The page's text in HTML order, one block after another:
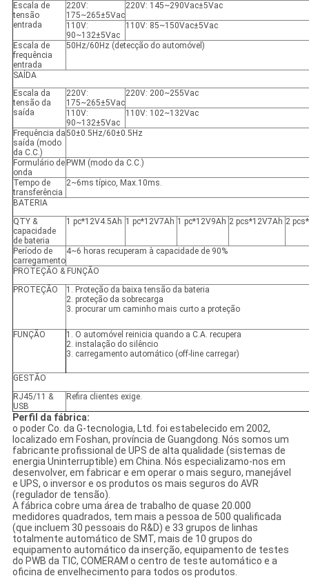
Escala de
tensão
entrada
220V:
175~265±5Vac
220V: 145~290Vac±5Vac
110V:
90~132±5Vac
110V: 85~150Vac±5Vac
Escala de
frequência
entrada
50Hz/60Hz (detecção do automóvel)
SAÍDA
Escala da
tensão da
saída
220V:
175~265±5Vac
220V: 200~255Vac
110V:
90~132±5Vac
110V: 102~132Vac
Frequência da
saída (modo
da C.C.)
50±0.5Hz/60±0.5Hz
Formulário de
onda
PWM (modo da C.C.)
Tempo de
transferência
2~6ms típico, Max.10ms.
BATERIA
QTY &
capacidade
de bateria
1 pc*12V4.5Ah 1 pc*12V7Ah 1 pc*12V9Ah 2 pcs*12V7Ah 2
Período de
carregamento
4~6 horas recuperam à capacidade de 90%
PROTEÇÃO & FUNÇÃO
PROTEÇÃO
1. Proteção da baixa tensão da bateria
2. proteção da sobrecarga
3. procurar um caminho mais curto a proteção
FUNÇÃO
1. O automóvel reinicia quando a C.A. recupera
2. instalação do silêncio
3. carregamento automático (off-line carregar)
GESTÃO
RJ45/11 &
USB
Refira clientes exige.
Perfil da fábrica:
o poder Co. da G-tecnologia, Ltd. foi estabelecido em 2002,
localizado em Foshan, província de Guangdong. Nós somos um
fabricante profissional de UPS de alta qualidade (sistemas de
energia Uninterruptible) em China. Nós especializamo-nos em
desenvolver, em fabricar e em operar o mais seguro, manejável
e UPS, o inversor e os produtos os mais seguros do AVR
(regulador de tensão).
A fábrica cobre uma área de trabalho de quase 20.000
medidores quadrados, tem mais a pessoa de 500 qualificada
(que incluem 30 pessoais do R&D) e 33 grupos de linhas
totalmente automático de SMT, mais de 10 grupos do
equipamento automático da inserção, equipamento de testes
do PWB da TIC, COMERAM o centro de teste automático e a
oficina de envelhecimento para todos os produtos.